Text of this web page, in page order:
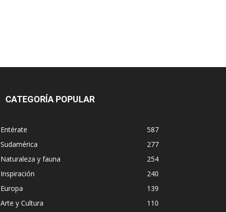
CATEGORÍA POPULAR
Entérate
587
Sudamérica
277
Naturaleza y fauna
254
Inspiración
240
Europa
139
Arte y Cultura
110